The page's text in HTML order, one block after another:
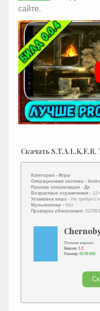
сайте.
Скачать
Категория - Игры
Операционная система -
Русская локализация - Да
Возрастные ограничения - 12+
Установка кеша - Не требуется
Мультиплеер - Нет
Проверка обновления: 02/08/
Полная версия
Версия: 1.3
Размер: 50.99 MB